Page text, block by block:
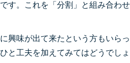
す。これを「分割」と組み合わ
興味が出て来たという方もいら
と工夫を加えてみてはどうでしょ